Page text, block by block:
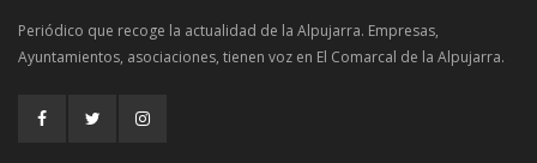
Periódico que recoge la actualidad de la Alpujarra. Empresas,
Ayuntamientos, asociaciones, tienen voz en El Comarcal de la Alpujarra.